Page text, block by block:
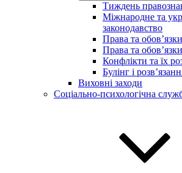
Тиждень
Міжнародне та
законодавство
Права та обов’язки
Права та
Конфлікти та їх
Булінг і
Виховні заходи
Соціально-психологічна